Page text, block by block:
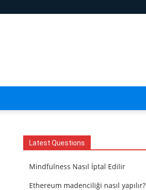
Latest Questions
Mindfulness Nasıl İptal Edilir
Ethereum madenciliği nasıl yapılır?